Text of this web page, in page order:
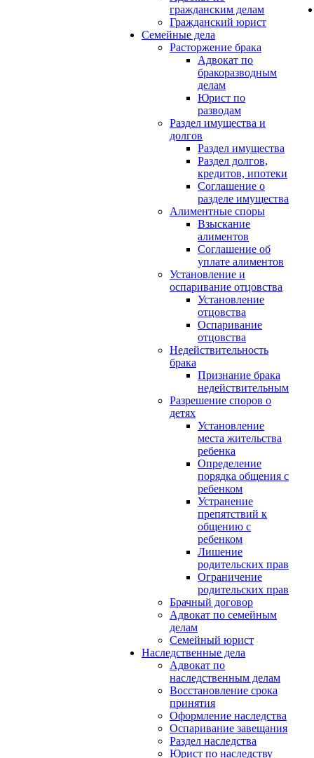
гражданским делам
Гражданский юрист
Семейные дела
Расторжение брака
Адвокат по
бракоразводным
делам
Юрист по
разводам
Раздел имущества и
долгов
Раздел имущества
Раздел долгов,
кредитов, ипотеки
Соглашение о
разделе имущества
Алиментные споры
Взыскание
алиментов
Соглашение об
уплате алиментов
Установление и
оспаривание отцовства
Установление
отцовства
Оспаривание
отцовства
Недействительность
брака
Признание брака
недействительным
Разрешение споров о
детях
Установление
места жительства
ребенка
Определение
порядка общения с
ребенком
Устранение
препятствий к
общению с
ребенком
Лишение
родительских прав
Ограничение
родительских прав
Брачный договор
Адвокат по семейным
делам
Семейный юрист
Наследственные дела
Адвокат по
наследственным делам
Восстановление срока
принятия
Оформление наследства
Оспаривание завещания
Раздел наследства
Юрист по наследству